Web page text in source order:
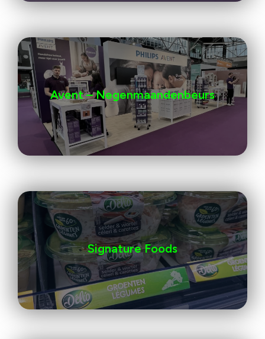
Avent – Negenmaandenbeurs
Signature Foods